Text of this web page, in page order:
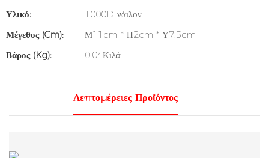
Υλικό:
1000D νάιλον
Μέγεθος (cm):
Μ11cm * Π2cm * Υ7,5cm
Βάρος (kg):
0.04Κιλά
Λεπτομέρειες Προϊόντος